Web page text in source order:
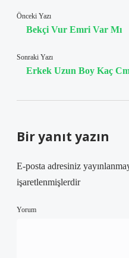
Önceki Yazı
Bekçi Vur Emri Var Mı
Sonraki Yazı
Erkek Uzun Boy Kaç
Bir yanıt yazın
E-posta adresiniz
işaretlenmişlerdir
Yorum